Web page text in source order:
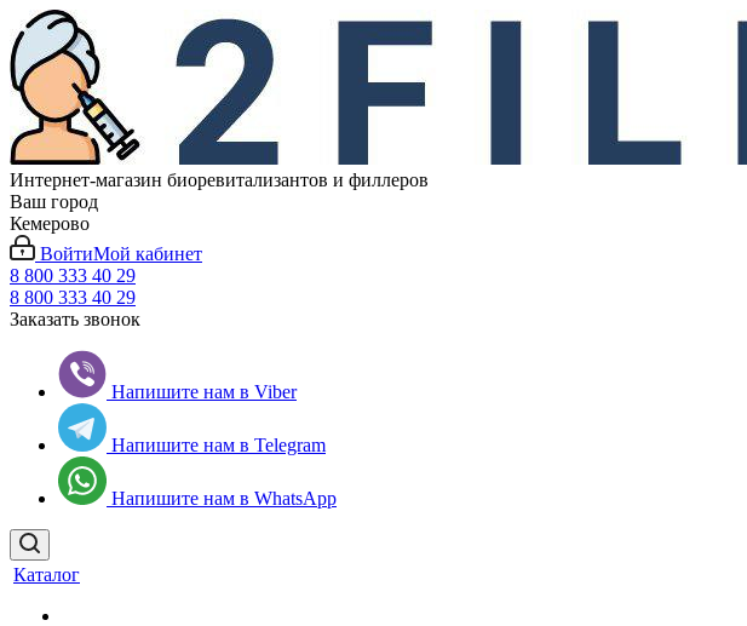
Интернет-магазин биоревитализантов и филлеров
Ваш город
Кемерово
ВойтиМой кабинет
8 800 333 40 29
8 800 333 40 29
Заказать звонок
Напишите нам в Viber
Напишите нам в Telegram
Напишите нам в WhatsApp
Каталог